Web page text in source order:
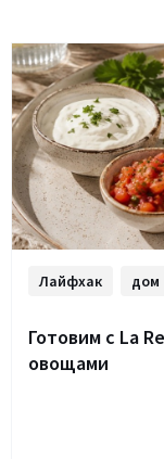
Лайфхак дом
Готовим с La
овощами